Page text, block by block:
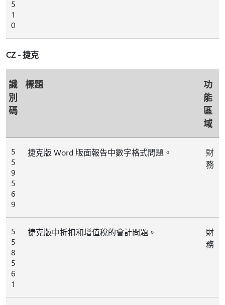
5
1
0
CZ - 捷克
識
別
碼
標題
功
能
區
域
5
5
9
5
6
9
捷克版 Word 版面報告中數字格式問題。
財
務
5
5
8
5
6
1
捷克版中折扣和增值稅的會計問題。
財
務